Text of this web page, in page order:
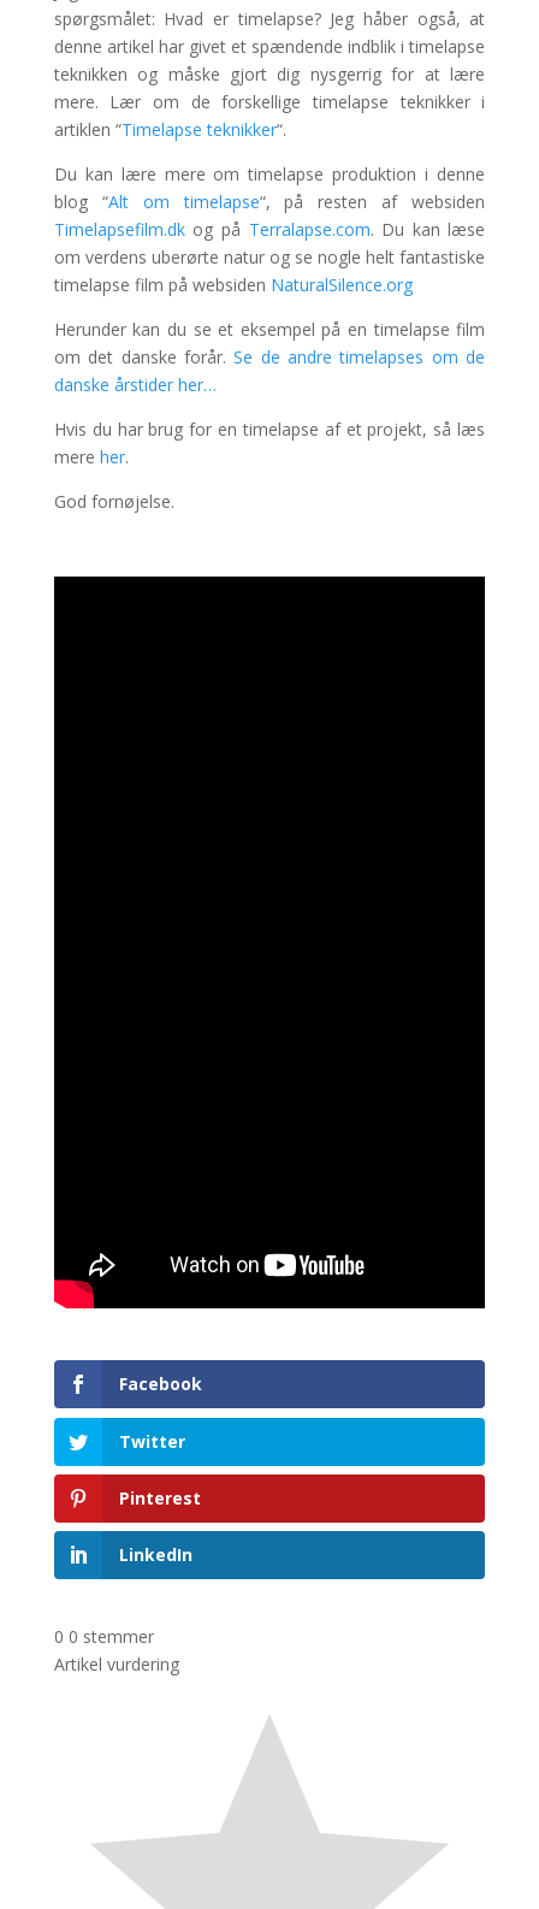
spørgsmålet: Hvad er timelapse? Jeg håber også, at
denne artikel har givet et spændende indblik i timelapse
teknikken og måske gjort dig nysgerrig for at lære
mere. Lær om de forskellige timelapse teknikker i
artiklen “Timelapse teknikker“.
Du kan lære mere om timelapse produktion i denne
blog “Alt om timelapse“, på resten af websiden
Timelapsefilm.dkog på Terralapse.com. Du kan læse
om verdens uberørte natur og se nogle helt fantastiske
timelapse film på websiden NaturalSilence.org
Herunder kan du se et eksempel på en timelapse film
om det danske forår.Se de andre timelapses om de
danske årstider her…
Hvis du har brug for en timelapse af et projekt, så læs
mere her.
God fornøjelse.
Facebook
Twitter
Pinterest
LinkedIn
0 0 stemmer
Artikel vurdering